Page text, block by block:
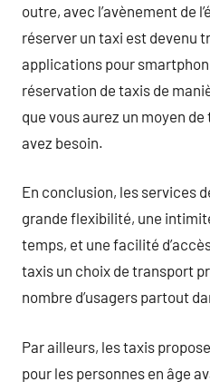
outre, avec l’avènement de
réserver un taxi est devenu
applications pour
réservation de taxis de
que vous aurez un moyen
avez besoin.
En conclusion, les services
grande flexibilité, une
temps, et une facilité
taxis un choix de transport
nombre d’usagers partout
Par ailleurs, les taxis
pour les personnes en âge